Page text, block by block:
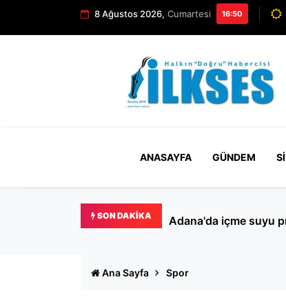
8 Ağustos 2026, Cumartesi 16:50
ANASAYFA GÜNDEM
SON DAKIKA Bakırköy’de kedilere
Ana Sayfa Spor